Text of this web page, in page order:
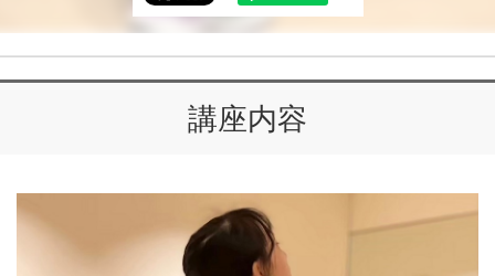
講座内容